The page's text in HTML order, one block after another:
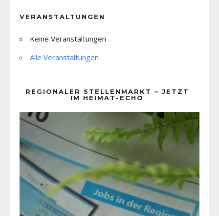
VERANSTALTUNGEN
Keine Veranstaltungen
Alle Veranstaltungen
REGIONALER STELLENMARKT – JETZT
IM HEIMAT-ECHO
Player